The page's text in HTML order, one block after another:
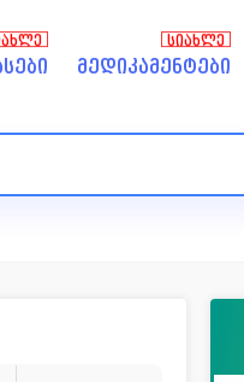
მედიკამენტები
ᲡᲘᲐᲮᲚᲔ